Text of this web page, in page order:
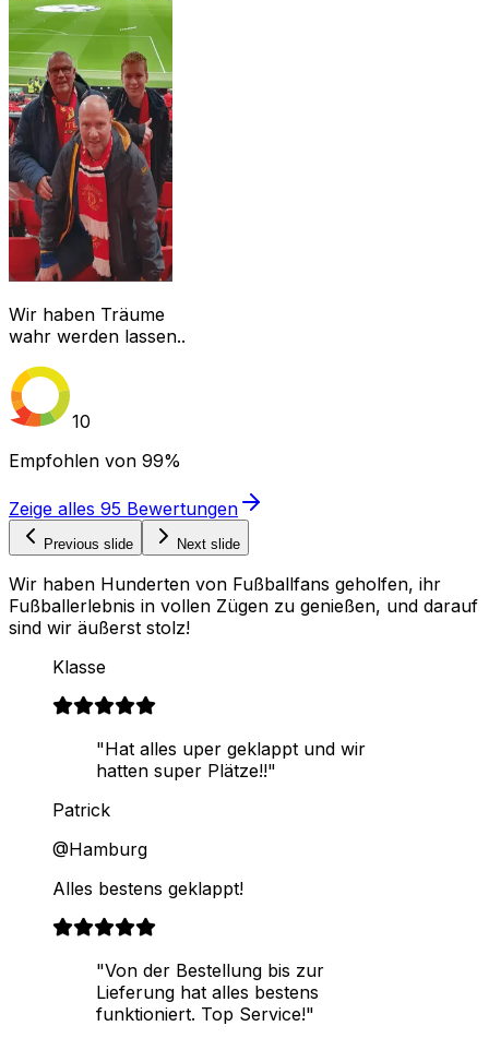
Wir haben Träume
wahr werden lassen..
10
Empfohlen von 99%
Zeige alles 95 Bewertungen
Previous slide Next slide
Wir haben Hunderten von Fußballfans geholfen, ihr
Fußballerlebnis in vollen Zügen zu genießen, und darauf
sind wir äußerst stolz!
Klasse
"Hat alles uper geklappt und wir
hatten super Plätze!!"
Patrick
@Hamburg
Alles bestens geklappt!
"Von der Bestellung bis zur
Lieferung hat alles bestens
funktioniert. Top Service!"